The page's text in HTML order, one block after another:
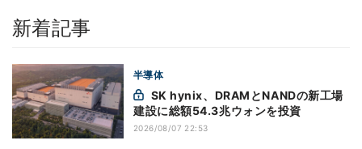
新着記事
半導体
建設に総額54.3兆ウォンを投資
2026/08/07 22:53